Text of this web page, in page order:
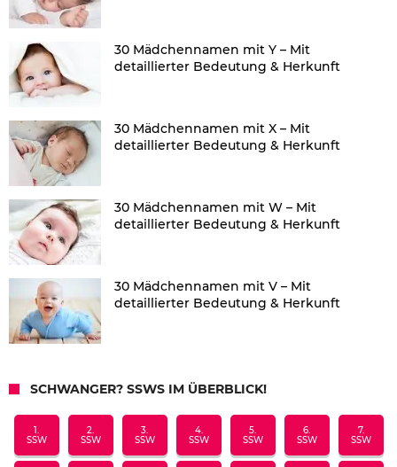
30 Mädchennamen mit Y – Mit
detaillierter Bedeutung & Herkunft
30 Mädchennamen mit X – Mit
detaillierter Bedeutung & Herkunft
30 Mädchennamen mit W – Mit
detaillierter Bedeutung & Herkunft
30 Mädchennamen mit V – Mit
detaillierter Bedeutung & Herkunft
SCHWANGER? SSWS IM ÜBERBLICK!
1.
SSW
2.
SSW
3.
SSW
4.
SSW
5.
SSW
6.
SSW
7.
SSW